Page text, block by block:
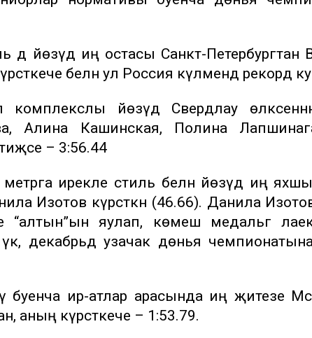
дә йөзүдә иң остасы Санкт-Петербургтан
белән ул Россия күләмендә рекорд
комплекслы йөзүдә Свердлау
Алина Кашинская, Полина
– 3:56.44
метрга ирекле стиль белән йөзүдә иң яхшы
Изотов күрсәткән (46.66). Данила
“алтын”ын яулап, көмеш медальгә
декабрьдә узачак дөнья
ир-атлар арасында иң җитезе
аның күрсәткече – 1:53.79.